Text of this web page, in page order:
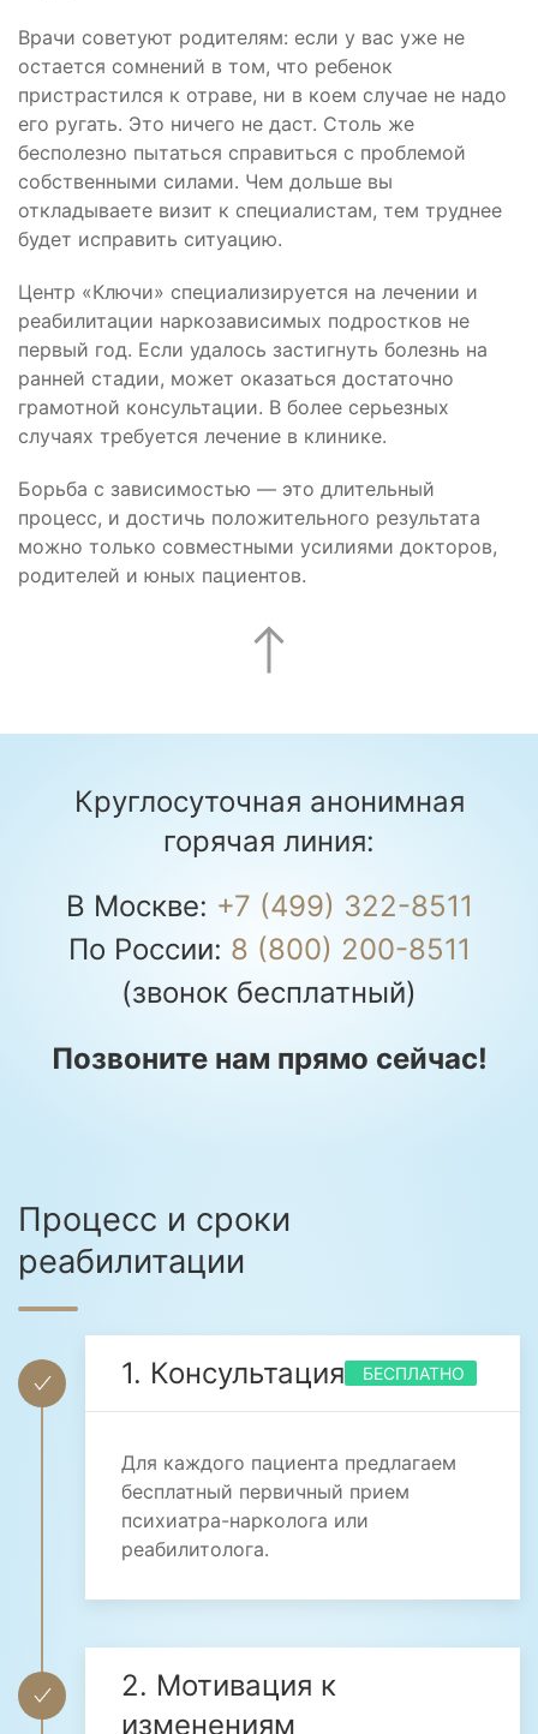
Врачи советуют родителям: если у вас уже не
остается сомнений в том, что ребенок
пристрастился к отраве, ни в коем случае не надо
его ругать. Это ничего не даст. Столь же
бесполезно пытаться справиться с проблемой
собственными силами. Чем дольше вы
откладываете визит к специалистам, тем труднее
будет исправить ситуацию.
Центр «Ключи» специализируется на лечении и
реабилитации наркозависимых подростков не
первый год. Если удалось застигнуть болезнь на
ранней стадии, может оказаться достаточно
грамотной консультации. В более серьезных
случаях требуется лечение в клинике.
Борьба с зависимостью — это длительный
процесс, и достичь положительного результата
можно только совместными усилиями докторов,
родителей и юных пациентов.
Круглосуточная анонимная
горячая линия:
В Москве: +7 (499) 322-8511
По России: 8 (800) 200-8511
(звонок бесплатный)
Позвоните нам прямо сейчас!
Процесс и сроки
реабилитации
1. Консультация БЕСПЛАТНО
Для каждого пациента предлагаем
бесплатный первичный прием
психиатра-нарколога или
реабилитолога.
2. Мотивация к
изменениям